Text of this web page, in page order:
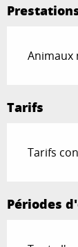
Animaux
Tarifs
Tarifs
Périodes